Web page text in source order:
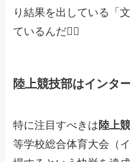
り結果を出している「
ているんだ🏃‍♂️
陸上競技部はインタ
特に注目すべきは陸上
等学校総合体育大会（